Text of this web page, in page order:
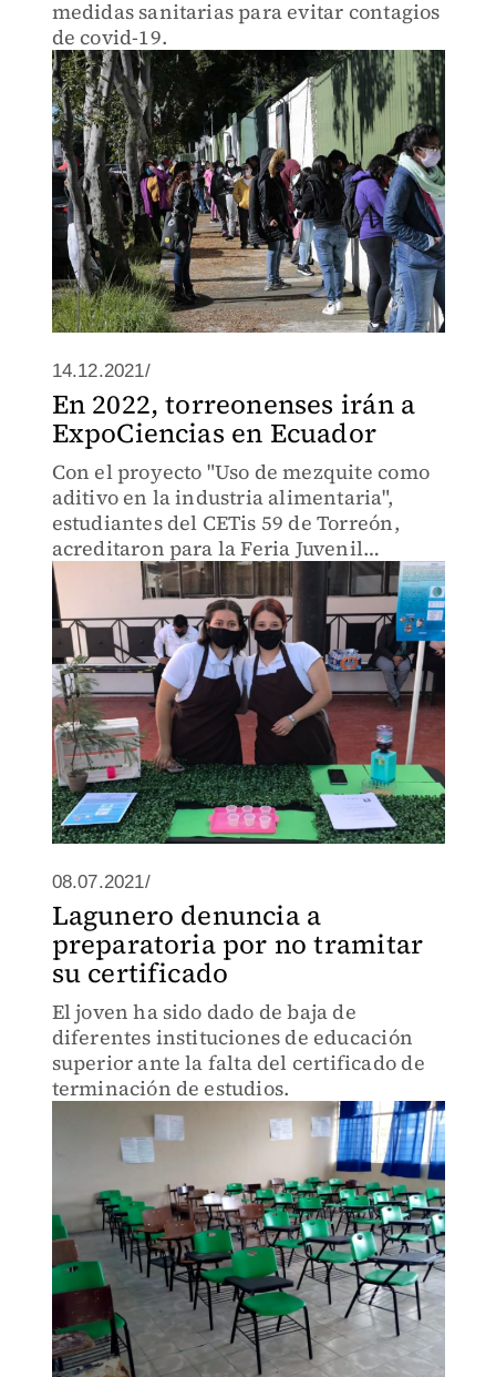
medidas sanitarias para evitar contagios
de covid-19.
14.12.2021/
En 2022, torreonenses irán a
ExpoCiencias en Ecuador
Con el proyecto "Uso de mezquite como
aditivo en la industria alimentaria",
estudiantes del CETis 59 de Torreón,
acreditaron para la Feria Juvenil
Internacional de Proyectos
Empresariales, Ciencia, Tecnología e
Innovación
08.07.2021/
Lagunero denuncia a
preparatoria por no tramitar
su certificado
El joven ha sido dado de baja de
diferentes instituciones de educación
superior ante la falta del certificado de
terminación de estudios.